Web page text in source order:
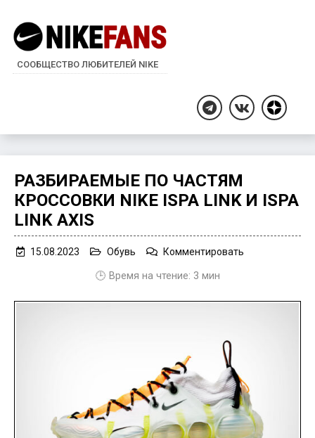
СООБЩЕСТВО ЛЮБИТЕЛЕЙ NIKE
TelegramВКонтакте
Дзен
РАЗБИРАЕМЫЕ ПО ЧАСТЯМ
КРОССОВКИ NIKE ISPA LINK И ISPA
LINK AXIS
15.08.2023 Обувь Комментировать
ISPA
Link
Axis
🕒 Время на чтение: 3 мин